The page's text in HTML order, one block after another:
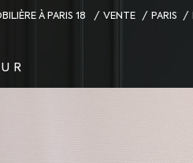
À PARIS 18 VENTE PARIS